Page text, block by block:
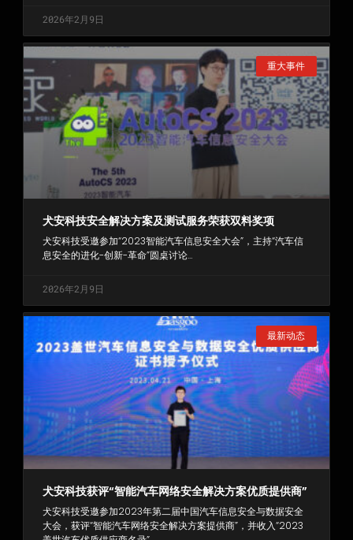
2026年2月9日
重大事件
犬安科技安全解决方案及测试服务荣获双料奖项
犬安科技受邀参加“2023智能汽车信息安全大会”，主持“汽车信
息安全的进化-创新-革命”圆桌讨论…
2026年2月9日
最新动态
犬安科技获评“智能汽车网络安全解决方案优质提供商”
犬安科技受邀参加2023年第二届中国汽车信息安全与数据安全
大会，获评“智能汽车网络安全解决方案提供商”，并收入“2023